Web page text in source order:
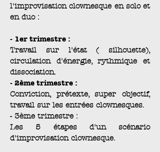
l'improvisation clownesque en solo et
en duo :
- 1er trimestre :
Travail sur l'état ( silhouette),
circulation d'énergie, rythmique et
dissociation.
- 2ème trimestre :
Conviction, prétexte, super objectif,
travail sur les entrées clownesques.
- 3ème trimestre :
Les 5 étapes d'un scénario
d'improvisation clownesque.